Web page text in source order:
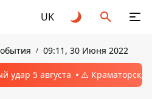
UK
09:11, 30 Июня 2022
удар 5 августа ⚠️ Краматорск,